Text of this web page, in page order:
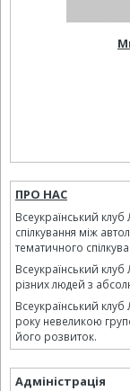
ПРО НАС
Всеукраїнський
спілкування між
тематичного
Всеукраїнський
різних людей з
Всеукраїнський
року невеликою
його розвиток.
Адміністрація